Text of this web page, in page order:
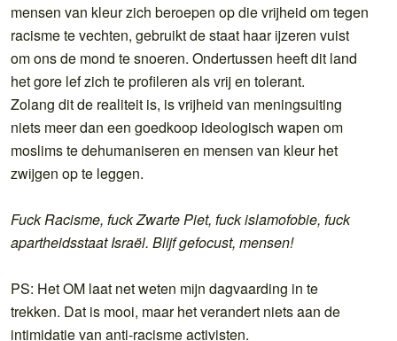
mensen van kleur zich beroepen op die vrijheid om tegen
racisme te vechten, gebruikt de staat haar ijzeren vuist
om ons de mond te snoeren. Ondertussen heeft dit land
het gore lef zich te profileren als vrij en tolerant.
Zolang dit de realiteit is, is vrijheid van meningsuiting
niets meer dan een goedkoop ideologisch wapen om
moslims te dehumaniseren en mensen van kleur het
zwijgen op te leggen.
Fuck Racisme, fuck Zwarte Piet, fuck islamofobie, fuck
apartheidsstaat Israël. Blijf gefocust, mensen!
PS: Het OM laat net weten mijn dagvaarding in te
trekken. Dat is mooi, maar het verandert niets aan de
intimidatie van anti-racisme activisten.